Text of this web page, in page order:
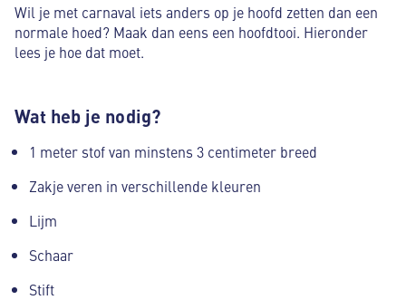
Wil je met carnaval iets anders op je hoofd zetten dan een
normale hoed? Maak dan eens een hoofdtooi. Hieronder
lees je hoe dat moet.
Wat heb je nodig?
1 meter stof van minstens 3 centimeter breed
Zakje veren in verschillende kleuren
Lijm
Schaar
Stift